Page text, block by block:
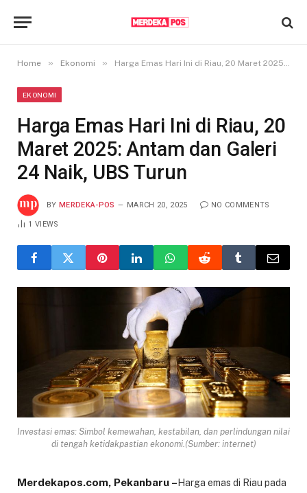
Home » Ekonomi » Harga Emas Hari Ini di Riau, 20 Maret 2025: Antam dan Galeri 24 Naik, UBS Turun
EKONOMI
Harga Emas Hari Ini di Riau, 20
Maret 2025: Antam dan Galeri
24 Naik, UBS Turun
BY MERDEKA-POS MARCH 20, 2025 NO COMMENTS
1VIEWS
Investasi emas: Simbol kemewahan, kestabilan, dan perlindungan nilai
di tengah ketidakpastian ekonomi.(Sumber: internet)
Merdekapos.com, Pekanbaru – Harga emas di Riau pada